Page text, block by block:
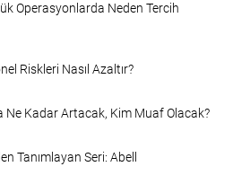
Operasyonlarda Neden Tercih
Riskleri Nasıl Azaltır?
Ne Kadar Artacak, Kim Muaf Olacak?
Tanımlayan Seri: Abell